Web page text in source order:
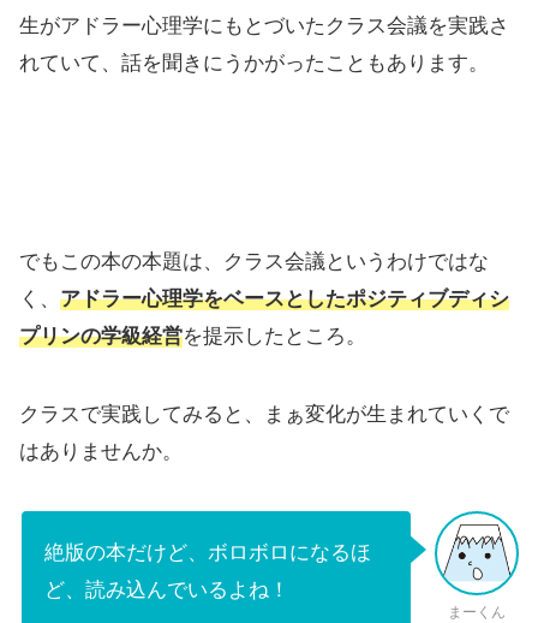
生がアドラー心理学にもとづいたクラス会議を実践さ
れていて、話を聞きにうかがったこともあります。
でもこの本の本題は、クラス会議というわけではな
く、 アドラー心理学をベースとしたポジティブディシ
プリンの学級経営を提示したところ。
クラスで実践してみると、まぁ変化が生まれていくで
はありませんか。
絶版の本だけど、ボロボロになるほ
ど、読み込んでいるよね！
まーくん